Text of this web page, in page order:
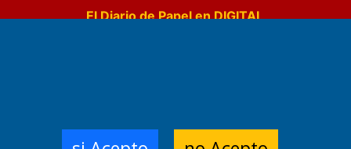
El Diario de Papel en DIGITAL